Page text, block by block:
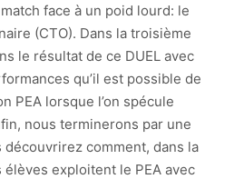
face à un poid lourd: le
(CTO). Dans la troisième
le résultat de ce DUEL avec
qu’il est possible de
PEA lorsque l’on spécule
nous terminerons par une
découvrirez comment, dans la
élèves exploitent le PEA avec